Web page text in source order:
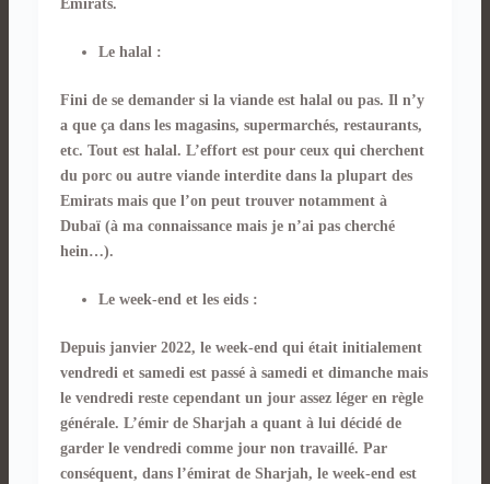
Emirats.
Le halal :
Fini de se demander si la viande est halal ou pas. Il n’y
a que ça dans les magasins, supermarchés, restaurants,
etc. Tout est halal. L’effort est pour ceux qui cherchent
du porc ou autre viande interdite dans la plupart des
Emirats mais que l’on peut trouver notamment à
Dubaï (à ma connaissance mais je n’ai pas cherché
hein…).
Le week-end et les eids :
Depuis janvier 2022, le week-end qui était initialement
vendredi et samedi est passé à samedi et dimanche mais
le vendredi reste cependant un jour assez léger en règle
générale. L’émir de Sharjah a quant à lui décidé de
garder le vendredi comme jour non travaillé. Par
conséquent, dans l’émirat de Sharjah, le week-end est